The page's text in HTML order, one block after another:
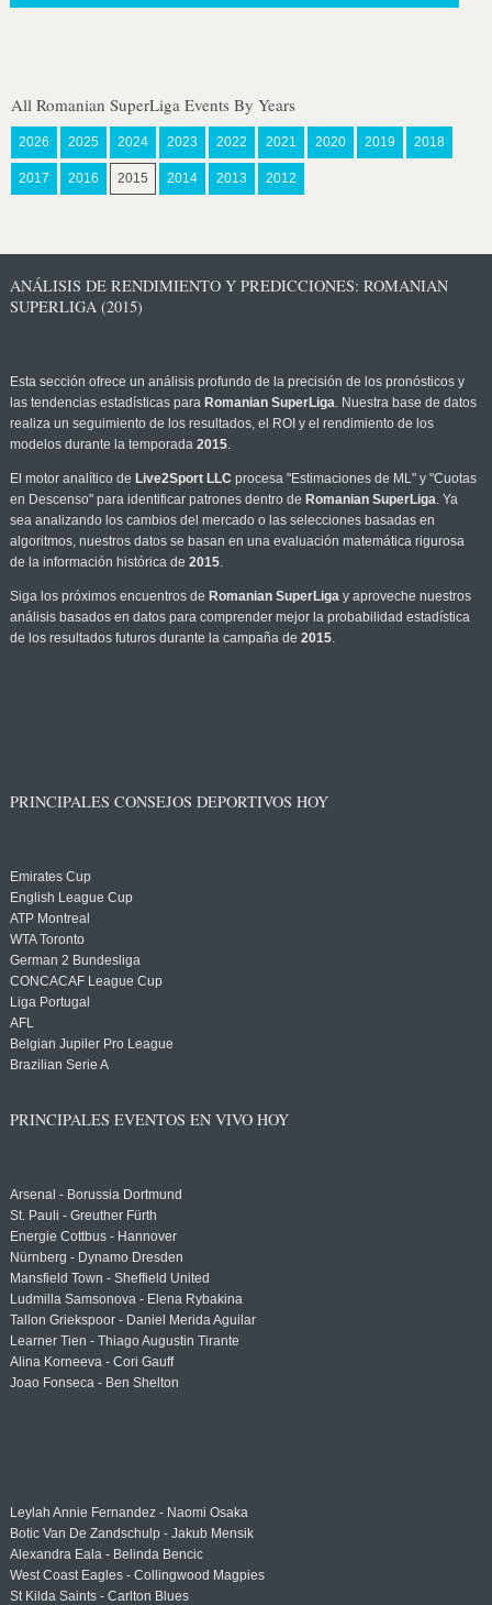
All Romanian SuperLiga Events By Years
2026 2025 2024 2023 2022 2021 2020 2019 2018
2017 2016 2015 2014 2013 2012
ANÁLISIS DE RENDIMIENTO Y PREDICCIONES: ROMANIAN
SUPERLIGA (2015)
Esta sección ofrece un análisis profundo de la precisión de los pronósticos y
las tendencias estadísticas para Romanian SuperLiga. Nuestra base de datos
realiza un seguimiento de los resultados, el ROI y el rendimiento de los
modelos durante la temporada 2015.
El motor analítico de Live2Sport LLC procesa "Estimaciones de ML" y "Cuotas
en Descenso" para identificar patrones dentro de Romanian SuperLiga. Ya
sea analizando los cambios del mercado o las selecciones basadas en
algoritmos, nuestros datos se basan en una evaluación matemática rigurosa
de la información histórica de 2015.
Siga los próximos encuentros de Romanian SuperLigay aproveche nuestros
análisis basados en datos para comprender mejor la probabilidad estadística
de los resultados futuros durante la campaña de 2015.
PRINCIPALES CONSEJOS DEPORTIVOS HOY
Emirates Cup
English League Cup
ATP Montreal
WTA Toronto
German 2 Bundesliga
CONCACAF League Cup
Liga Portugal
AFL
Belgian Jupiler Pro League
Brazilian Serie A
PRINCIPALES EVENTOS EN VIVO HOY
Arsenal - Borussia Dortmund
St. Pauli - Greuther Fürth
Energie Cottbus - Hannover
Nürnberg - Dynamo Dresden
Mansfield Town - Sheffield United
Ludmilla Samsonova - Elena Rybakina
Tallon Griekspoor - Daniel Merida Aguilar
Learner Tien - Thiago Augustin Tirante
Alina Korneeva - Cori Gauff
Joao Fonseca - Ben Shelton
Leylah Annie Fernandez - Naomi Osaka
Botic Van De Zandschulp - Jakub Mensik
Alexandra Eala - Belinda Bencic
West Coast Eagles - Collingwood Magpies
St Kilda Saints - Carlton Blues